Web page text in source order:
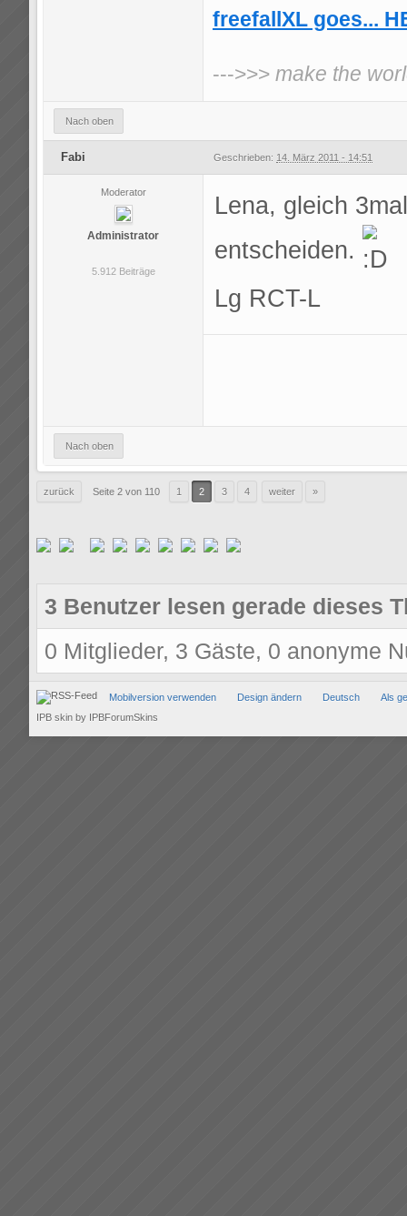
freefallXL goes...
--->>> make the
Nach oben
Fabi Geschrieben: 14. März 2011 - 14:51
Moderator
Administrator
5.912 Beiträge
Lena, gleich
entscheiden.
Lg RCT-L
Nach oben
zurück Seite 2 von 110 1 2 3 4 weiter »
3 Benutzer lesen gerade dieses
0 Mitglieder, 3 Gäste, 0 anonyme
Mobilversion verwenden Design ändern Deutsch
Als
IPB skin by IPBForumSkins